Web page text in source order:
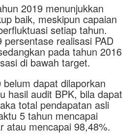
2019 menunjukkan
baik, meskipun capaian
setiap tahun.
persentase realisasi PAD
pada tahun 2016
di bawah target.
belum dapat dilaporkan
hasil audit BPK, bila dapat
total pendapatan asli
5 tahun mencapai
atau mencapai 98,48%.